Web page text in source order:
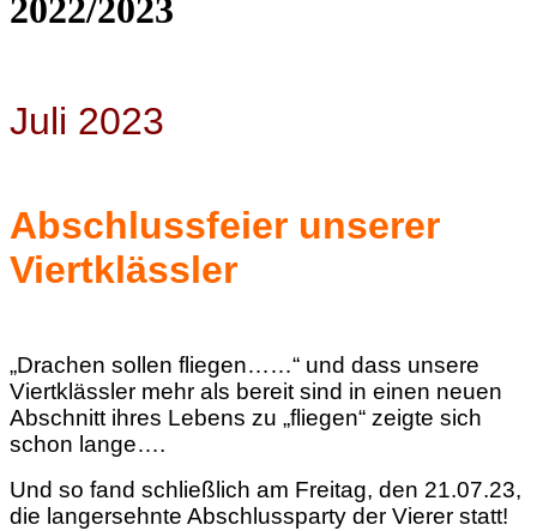
2022/2023
Juli 2023
Abschlussfeier unserer
Viertklässler
„Drachen sollen fliegen……“ und dass unsere
Viertklässler mehr als bereit sind in einen neuen
Abschnitt ihres Lebens zu „fliegen“ zeigte sich
schon lange….
Und so fand schließlich am Freitag, den 21.07.23,
die langersehnte Abschlussparty der Vierer statt!